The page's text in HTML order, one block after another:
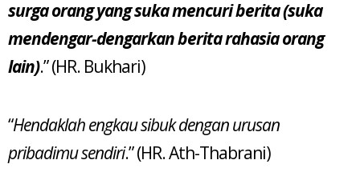
surga orang yang suka mencuri berita (suka
mendengar-dengarkan berita rahasia orang
lain).” (HR. Bukhari)
“Hendaklah engkau sibuk dengan urusan
pribadimu sendiri.” (HR. Ath-Thabrani)